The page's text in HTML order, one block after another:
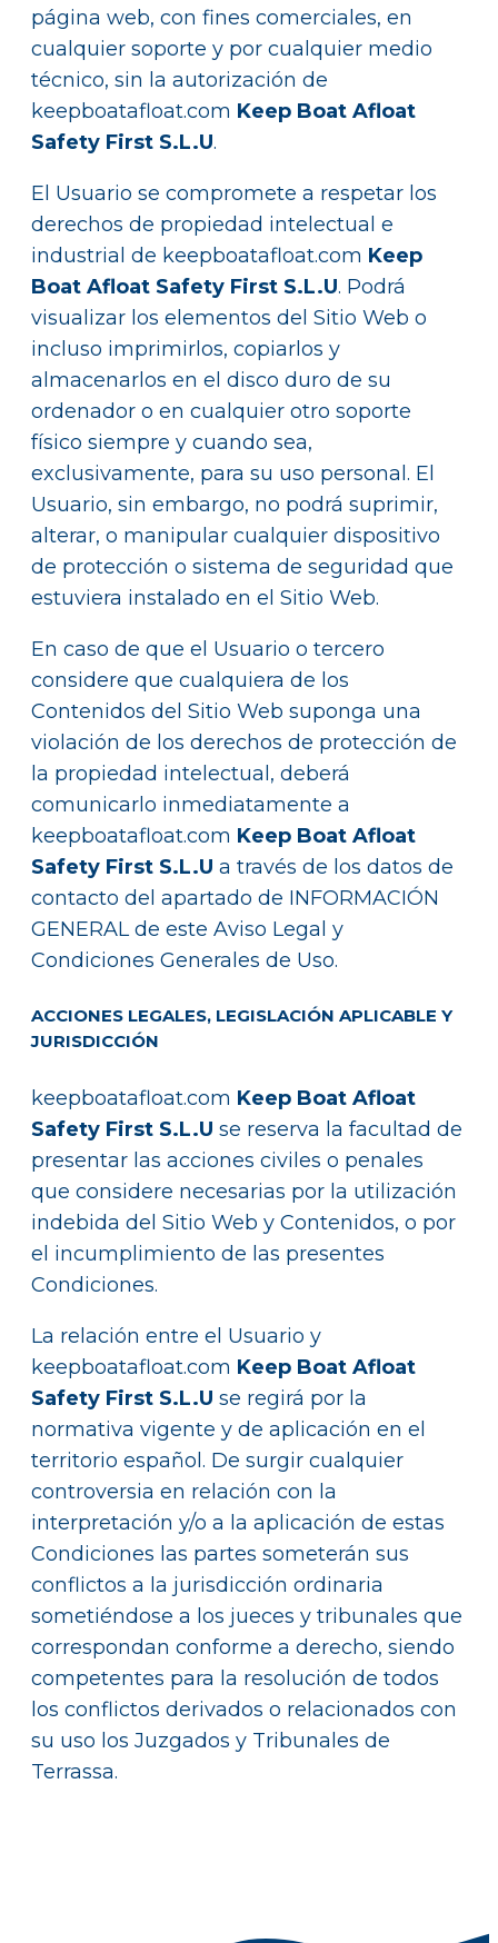
página web, con fines comerciales, en
cualquier soporte y por cualquier medio
técnico, sin la autorización de
keepboatafloat.com Keep Boat Afloat
Safety First S.L.U.
El Usuario se compromete a respetar los
derechos de propiedad intelectual e
industrial de keepboatafloat.com Keep
Boat Afloat Safety First S.L.U. Podrá
visualizar los elementos del Sitio Web o
incluso imprimirlos, copiarlos y
almacenarlos en el disco duro de su
ordenador o en cualquier otro soporte
físico siempre y cuando sea,
exclusivamente, para su uso personal. El
Usuario, sin embargo, no podrá suprimir,
alterar, o manipular cualquier dispositivo
de protección o sistema de seguridad que
estuviera instalado en el Sitio Web.
En caso de que el Usuario o tercero
considere que cualquiera de los
Contenidos del Sitio Web suponga una
violación de los derechos de protección de
la propiedad intelectual, deberá
comunicarlo inmediatamente a
keepboatafloat.com Keep Boat Afloat
Safety First S.L.U a través de los datos de
contacto del apartado de INFORMACIÓN
GENERAL de este Aviso Legal y
Condiciones Generales de Uso.
ACCIONES LEGALES, LEGISLACIÓN APLICABLE Y
JURISDICCIÓN
keepboatafloat.com Keep Boat Afloat
Safety First S.L.U se reserva la facultad de
presentar las acciones civiles o penales
que considere necesarias por la utilización
indebida del Sitio Web y Contenidos, o por
el incumplimiento de las presentes
Condiciones.
La relación entre el Usuario y
keepboatafloat.com Keep Boat Afloat
Safety First S.L.U se regirá por la
normativa vigente y de aplicación en el
territorio español. De surgir cualquier
controversia en relación con la
interpretación y/o a la aplicación de estas
Condiciones las partes someterán sus
conflictos a la jurisdicción ordinaria
sometiéndose a los jueces y tribunales que
correspondan conforme a derecho, siendo
competentes para la resolución de todos
los conflictos derivados o relacionados con
su uso los Juzgados y Tribunales de
Terrassa.